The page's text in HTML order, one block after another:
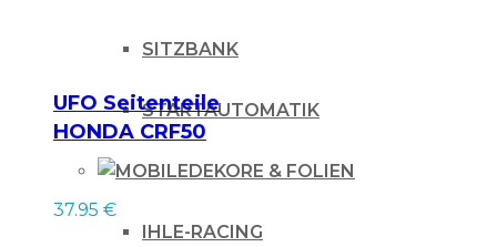
SITZBANK
STARTAUTOMATIK
DEKORE & FOLIEN
IHLE-RACING
UFO Seitenteile
HONDA CRF50
WHITE
37.95 €